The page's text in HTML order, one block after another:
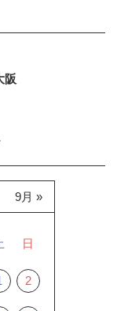
ポート
後の理想的な間取
阪
日
2
9月 »